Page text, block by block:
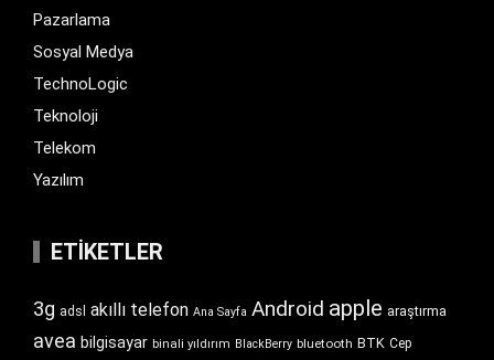
Pazarlama
Sosyal Medya
TechnoLogic
Teknoloji
Telekom
Yazılım
ETIKETLER
3g adsl akıllı telefon Ana Sayfa Android apple araştırma
avea bilgisayar binali yıldırım BlackBerry bluetooth BTK Cep